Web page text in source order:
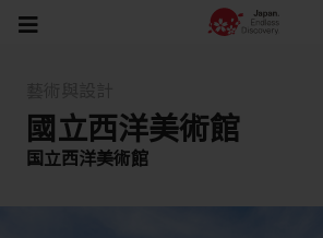
國立西洋美術館
国立西洋美術館